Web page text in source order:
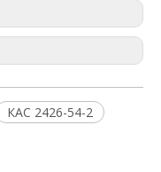
КАС 2426-54-2